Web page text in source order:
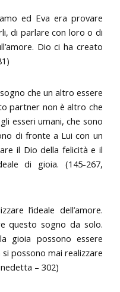
ed Eva era provare
di parlare con loro o di
Dio ci ha creato
che un altro essere
partner non è altro che
esseri umani, che sono
di fronte a Lui con un
il Dio della felicità e il
di gioia. (145-267,
l’ideale dell’amore.
questo sogno da solo.
gioia possono essere
possono mai realizzare
– 302)